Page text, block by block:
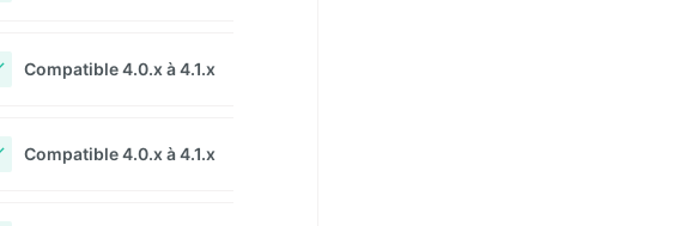
Compatible 4.0.x à 4.1.x
Compatible 4.0.x à 4.1.x